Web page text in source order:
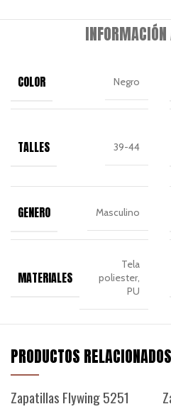
COLOR Negro
TALLES 39-44
GENERO Masculino
MATERIALES
Tela
poliester,
PU
PRODUCTOS RELACIONADOS
Zapatillas Flywing 5251